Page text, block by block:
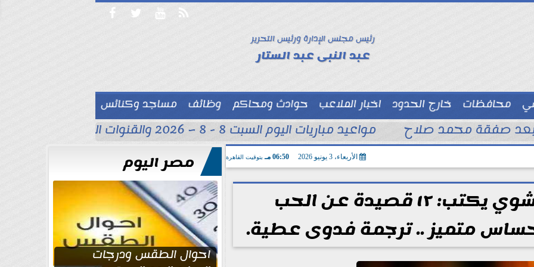
   
رئيس مجلس الإدارة ورئيس التحرير
عبد النبى عبد الستار
محافظات خارج الحدود اخبار الملاعب حوادث ومحاكم وظائف
مساجد وكنائس
توك شو  بعد صفقة محمد صلاح مواعيد مباريات اليوم السبت 8 - 8 – 2026 والقنوات الناقلة
الأربعاء، 3 يونيو 2026 06:50 مـ بتوقيت القاهرة
الشاعر الصيني تساو شوي يكتب: ١٢ قصيدة عن الحب
متميز .. ترجمة فدوى عطية.
مصر اليوم
احوال الطقس ودرجات